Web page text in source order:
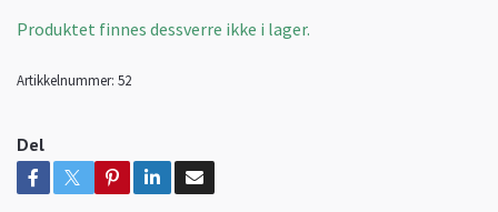
Produktet finnes dessverre ikke i lager.
Artikkelnummer: 52
Del